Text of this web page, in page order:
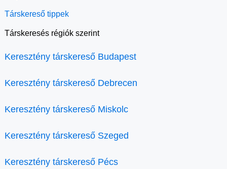
Társkereső tippek
Társkeresés régiók szerint
Keresztény társkereső Budapest
Keresztény társkereső Debrecen
Keresztény társkereső Miskolc
Keresztény társkereső Szeged
Keresztény társkereső Pécs